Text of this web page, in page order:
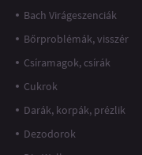
Bach Virágeszenciák
Bőrproblémák, visszér
Csíramagok, csírák
Cukrok
Darák, korpák, prézlik
Dezodorok